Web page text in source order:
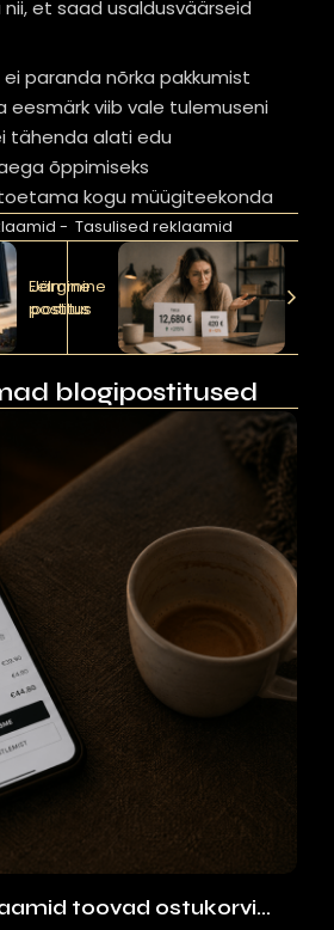
et saad usaldusväärseid
ei paranda nõrka pakkumist
eesmärk viib vale tulemuseni
tähenda alati edu
õppimiseks
kogu müügiteekonda
- Tasulised reklaamid
Eelmine
postitus
Järgmine
postitus
blogipostitused
toovad ostukorvi…